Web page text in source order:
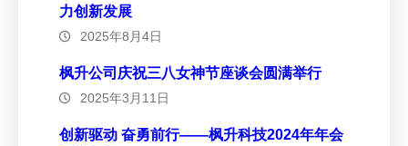
力创新发展
2025年8月4日
枫升公司庆祝三八女神节座谈会圆满举行
2025年3月11日
创新驱动 奋勇前行——枫升科技2024年年会